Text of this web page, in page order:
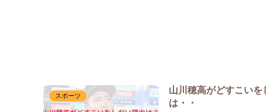
スポーツ
山川穂高がどすこい
は・・